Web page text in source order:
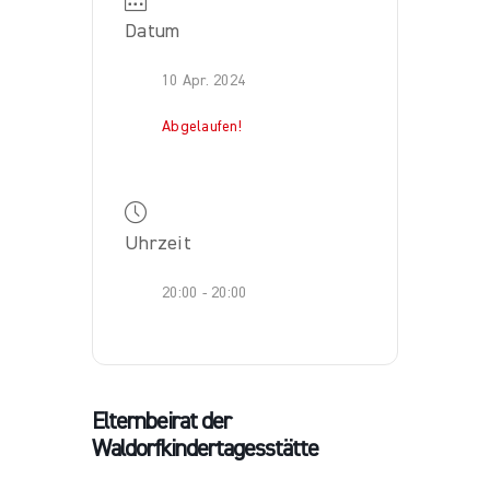
Datum
10 Apr. 2024
Abgelaufen!
Uhrzeit
20:00 - 20:00
Elternbeirat der
Waldorfkindertagesstätte